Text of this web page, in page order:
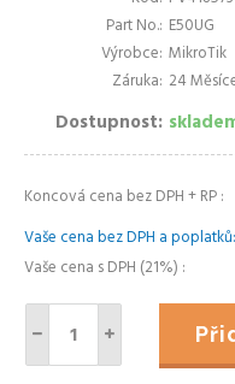
Part No. E50UG
Výrobce MikroTik
Záruka 24
Dostupnost
Koncová cena bez DPH + RP
Vaše cena bez DPH a poplatků
Vaše cena s DPH (21%)